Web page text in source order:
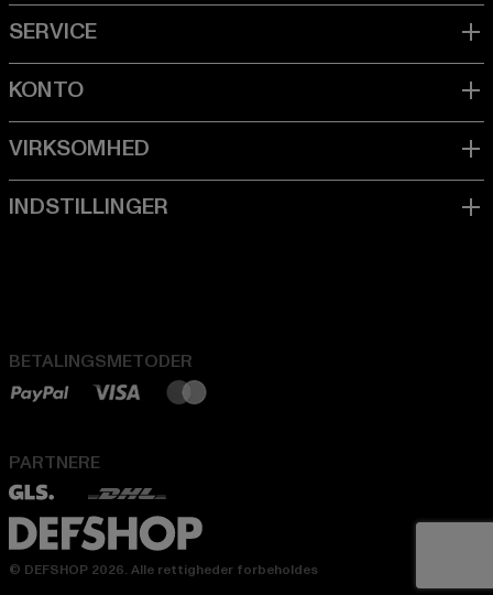
BETALINGSMETODER
PARTNERE
© DEFSHOP 2026. Alle rettigheder forbeholdes